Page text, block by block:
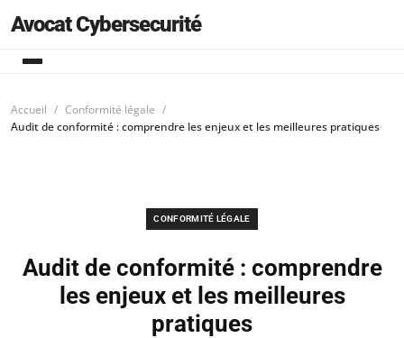
Avocat Cybersecurité
Accueil
Conformité légale
Audit de conformité : comprendre les enjeux et les meilleures pratiques
CONFORMITÉ LÉGALE
Audit de conformité : comprendre
les enjeux et les meilleures
pratiques